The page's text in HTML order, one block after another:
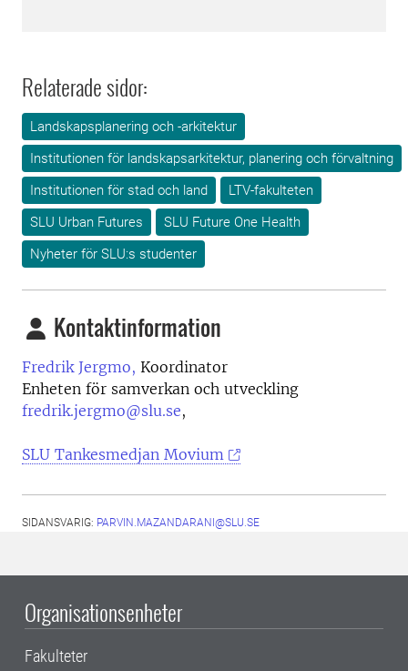
Relaterade sidor:
Landskapsplanering och -arkitektur
Institutionen för landskapsarkitektur, planering och förvaltning
Institutionen för stad och land
LTV-fakulteten
SLU Urban Futures
SLU Future One Health
Nyheter för SLU:s studenter
Kontaktinformation
Fredrik Jergmo, Koordinator
Enheten för samverkan och utveckling
fredrik.jergmo@slu.se,
SLU Tankesmedjan Movium
SIDANSVARIG: PARVIN.MAZANDARANI@SLU.SE
Organisationsenheter
Fakulteter